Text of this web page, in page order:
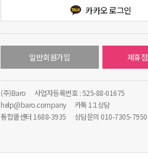
카카오 로그인
일반회원가입 제휴
(주)Baro
사업자등록번호 : 525-88-01675
help@baro.company
카톡 1:1상담
통합콜센터 1688-3935
상담문의 010-7305-7950